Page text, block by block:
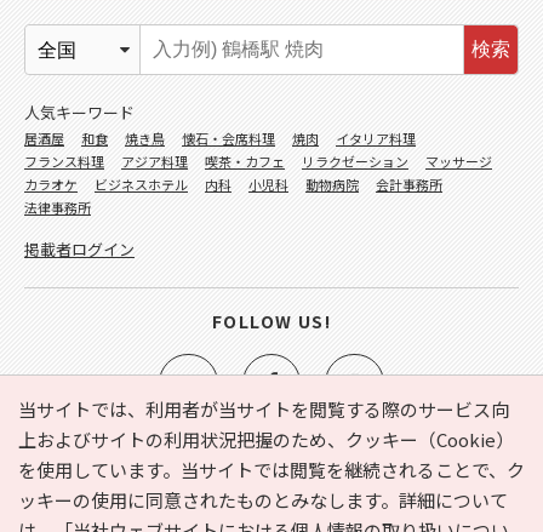
当サイトでは、利用者が当サイトを閲覧する際のサービス向
上およびサイトの利用状況把握のため、クッキー（Cookie）
を使用しています。当サイトでは閲覧を継続されることで、ク
ッキーの使用に同意されたものとみなします。詳細について
e-NAVITA（イーナビタ）とは？ お気に入り
ヘルプ
利用規約
個人情報の取り扱いについて 運営会社
検索
人気キーワード
居酒屋 和食 焼き鳥 懐石・会席料理 焼肉
イタリア料理
フランス料理
アジア料理 喫茶・カフェ リラクゼーション
マッサージ
カラオケ
ビジネスホテル 内科 小児科 動物病院
会計事務所
法律事務所
掲載者ログイン
FOLLOW US!